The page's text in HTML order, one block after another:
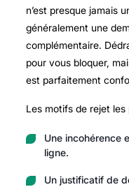
n’est presque jamais
généralement une
complémentaire.
pour vous bloquer,
est parfaitement
Les motifs de rejet
Une incohérence
ligne.
Un justificatif de